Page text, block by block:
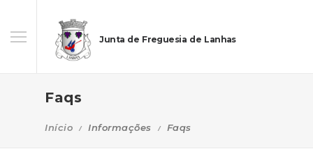
Junta de Freguesia de Lanhas
Faqs
Início Informações Faqs